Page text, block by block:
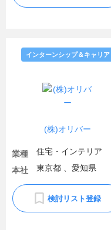
(株)オリバー
インターンシップ＆キャリア
業種
住宅・インテリア
本社
東京都 、愛知県
検討リスト登録